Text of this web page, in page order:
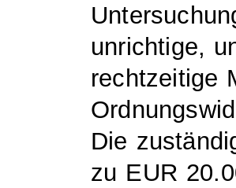
unrichtige,
rechtzeitige
Die
zu EUR